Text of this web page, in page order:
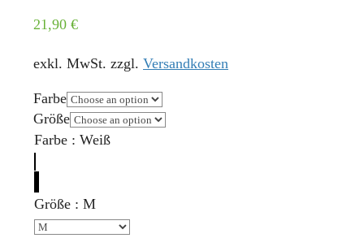
21,90 €
exkl. MwSt. zzgl. Versandkosten
Farbe
Größe
Farbe : Weiß
Größe : M